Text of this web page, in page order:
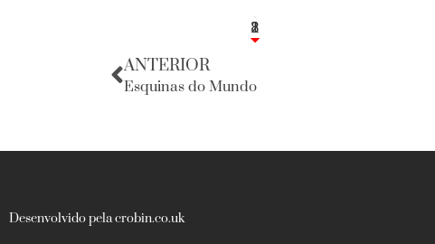
1
2
8
ANTERIOR
Esquinas do Mundo
Desenvolvido pela crobin.co.uk